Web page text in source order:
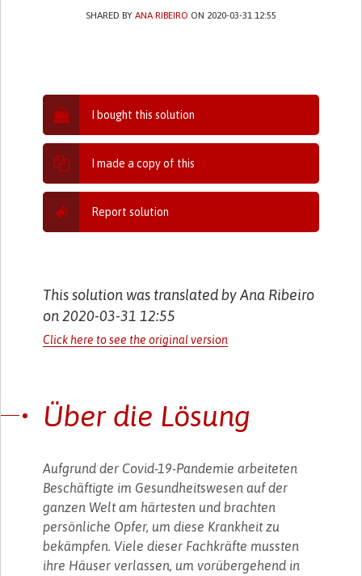
SHARED BY ANA RIBEIRO ON 2020-03-31 12:55
I bought this solution
I made a copy of this
Report solution
This solution was translated by Ana Ribeiro
on 2020-03-31 12:55
Click here to see the original version
Über die Lösung
Aufgrund der Covid-19-Pandemie arbeiteten
Beschäftigte im Gesundheitswesen auf der
ganzen Welt am härtesten und brachten
persönliche Opfer, um diese Krankheit zu
bekämpfen. Viele dieser Fachkräfte mussten
ihre Häuser verlassen, um vorübergehend in